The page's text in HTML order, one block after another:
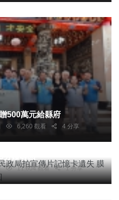
500萬元給縣府
6,260 觀看 4 分享
科技新知
民政局拍宣傳片記憶卡遺
11,604 觀看 1 分享
健康 文教
金珠聯展登場。（照片縣